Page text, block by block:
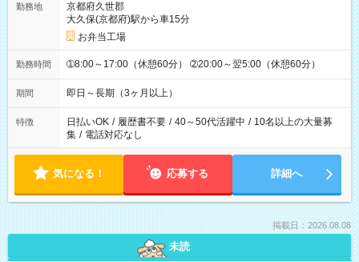
勤務地
京都府久世郡
大久保(京都府)駅から車15分
お弁当工場
勤務時間 ➀8:00～17:00（休憩60分） ➁20:00～翌5:00（休憩60分）
期間 即日～長期（3ヶ月以上）
特徴 日払いOK / 履歴書不要 / 40～50代活躍中 / 10名以上の大量募
集 / 電話対応なし
気になる！ 応募する 詳細へ
掲載日：2026.08.08
未読